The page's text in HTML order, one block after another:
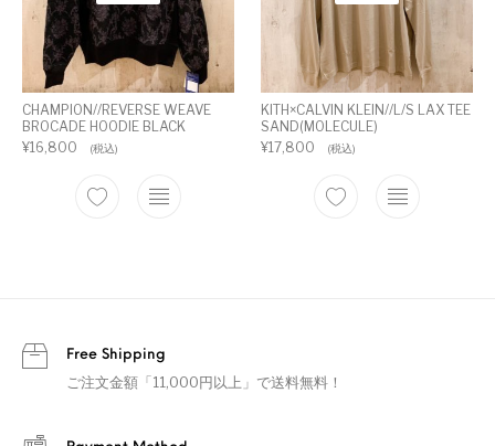
CHAMPION//REVERSE WEAVE
BROCADE HOODIE BLACK
¥16,800 (税込)
KITH×CALVIN KLEIN//L/S LAX TEE
SAND(MOLECULE)
¥17,800 (税込)
Free Shipping
ご注文金額「11,000円以上」で送料無料！